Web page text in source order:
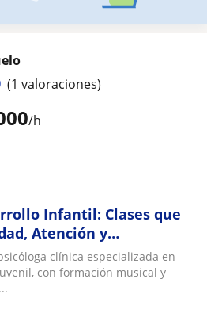
/h
(1 valoraciones)
Infantil: Clases que
Atención y
niños y niñas de 7 a 13
clínica especializada en
con formación musical y